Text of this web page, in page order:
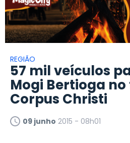
REGIÃO
57 mil veículos
Mogi Bertioga
Corpus Christi
09 junho 2015 - 08h01